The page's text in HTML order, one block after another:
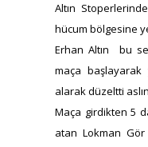
Altın
hücum bölgesine
Erhan Altın bu
maça başlayarak
alarak düzeltti
Maça girdikten 5
atan Lokman Gör